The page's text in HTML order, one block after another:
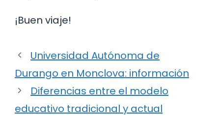
¡Buen viaje!
Universidad Autónoma de
Durango en Monclova: información
Diferencias entre el modelo
educativo tradicional y actual